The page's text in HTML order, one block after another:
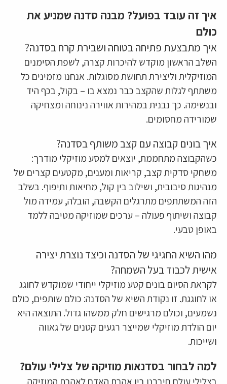
איך זה עובד בפועל? מבנה סדנה שמניע את
כולם
איך מתבצעת פתיחה בטוחה ושבירת קרח בסדנה?
השלב הראשון מוקדש להיכרות קצרה, לשפת הסימנים
המוזיקלית וליצירת תחושת מסוגלות. אנחנו מזמינים כל
משתתף לגלות שהקצב כבר נמצא בו – בקול, בכף היד
ובנשימה. כך נבנית במהירות אווירה נינוחה ומצחיקה
שמורידה מחסומים.
איך בונים קבוצה עם קצב משותף בסדנה?
כשהקבוצה מתחממת, יוצאים למסע מוזיקלי מודרך:
משחקי סדקית קצב, קריאות ומענים, מקטעים קצרים של
מנהיגות סיבובית, ושילוב בין קול, מחיאות ותיפוף. בשלב
הזה המשתתפים מתרגלים הקשבה, הובלה, עמידה מול
קבוצה ושיתוף פעולה – ערכים שמוזיקה מטיבה ללמד
באופן טבעי.
מהו השיא החגיגי של הסדנה וכיצד נוצרת יצירה
אישית לכבוד בעל השמחה?
לקראת הסיום בונים קטע מוזיקלי ייחודי שמוקדש לחוגג
או לחוגגת. זו נקודת השיא של הסדנה: כולם שותפים, כולם
נשמעים, וכולם מרגישים חלק ממשהו גדול. התוצאה היא
יום הולדת מוזיקלי שמייצר רגעים קטנים של גאווה
ושייכות.
למה לבחור בסדנאות מוזיקה של צלילי עולם?